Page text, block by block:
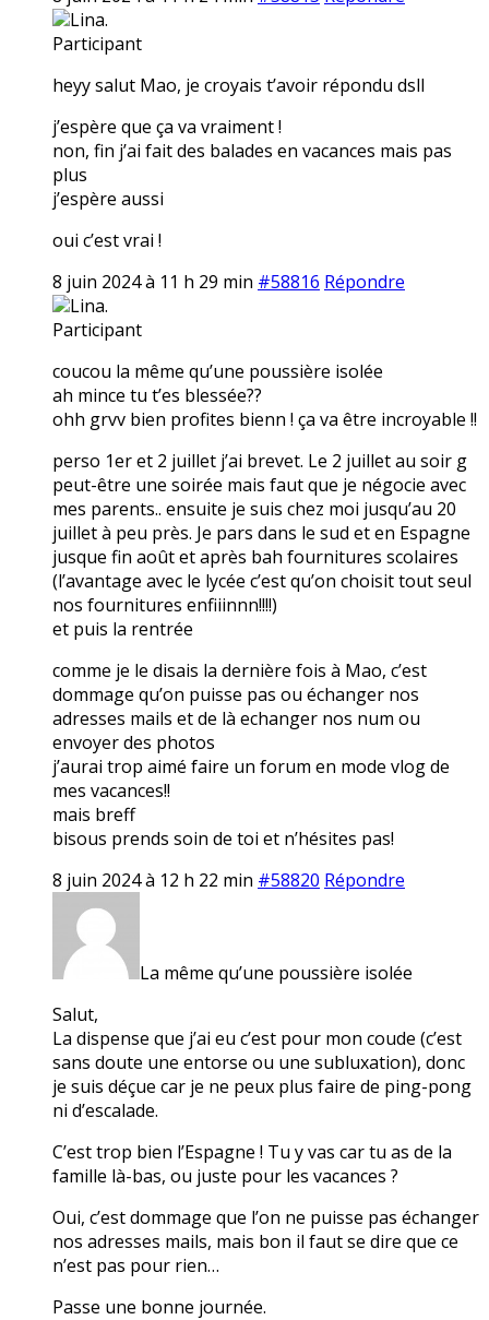
Lina.
Participant
heyy salut Mao, je croyais t’avoir répondu dsll
j’espère que ça va vraiment !
non, fin j’ai fait des balades en vacances mais pas
plus
j’espère aussi
oui c’est vrai !
8 juin 2024 à 11 h 29 min #58816 Répondre
Lina.
Participant
coucou la même qu’une poussière isolée
ah mince tu t’es blessée??
ohh grvv bien profites bienn ! ça va être incroyable !!
perso 1er et 2 juillet j’ai brevet. Le 2 juillet au soir g
peut-être une soirée mais faut que je négocie avec
mes parents.. ensuite je suis chez moi jusqu’au 20
juillet à peu près. Je pars dans le sud et en Espagne
jusque fin août et après bah fournitures scolaires
(l’avantage avec le lycée c’est qu’on choisit tout seul
nos fournitures enfiiinnn!!!!)
et puis la rentrée
comme je le disais la dernière fois à Mao, c’est
dommage qu’on puisse pas ou échanger nos
adresses mails et de là echanger nos num ou
envoyer des photos
j’aurai trop aimé faire un forum en mode vlog de
mes vacances!!
mais breff
bisous prends soin de toi et n’hésites pas!
8 juin 2024 à 12 h 22 min #58820 Répondre
La même qu’une poussière isolée
Salut,
La dispense que j’ai eu c’est pour mon coude (c’est
sans doute une entorse ou une subluxation), donc
je suis déçue car je ne peux plus faire de ping-pong
ni d’escalade.
C’est trop bien l’Espagne ! Tu y vas car tu as de la
famille là-bas, ou juste pour les vacances ?
Oui, c’est dommage que l’on ne puisse pas échanger
nos adresses mails, mais bon il faut se dire que ce
n’est pas pour rien…
Passe une bonne journée.